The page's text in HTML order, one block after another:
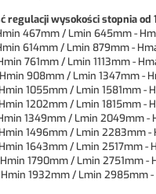
regulacji wysokości stopnia od
467mm / Lmin 645mm -
614mm / Lmin 879mm -
761mm / Lmin 1113mm -
908mm / Lmin 1347mm -
1055mm / Lmin 1581mm -
1202mm / Lmin 1815mm -
1349mm / Lmin 2049mm -
1496mm / Lmin 2283mm -
1643mm / Lmin 2517mm -
1790mm / Lmin 2751mm -
1932mm / Lmin 2985mm